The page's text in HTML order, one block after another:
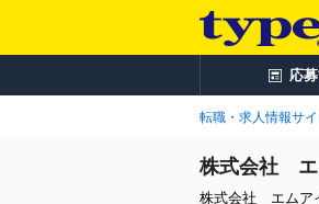
応
転職・求人情報サ
株式会社 エ
株式会社 エムア